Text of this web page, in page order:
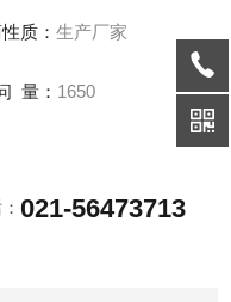
质： 生产厂家
量： 1650
021-56473713